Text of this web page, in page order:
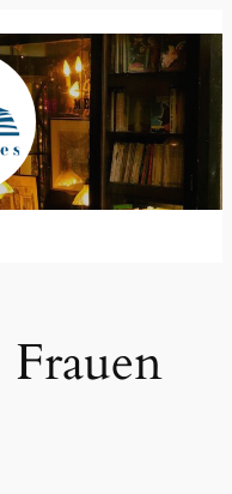
Frauen